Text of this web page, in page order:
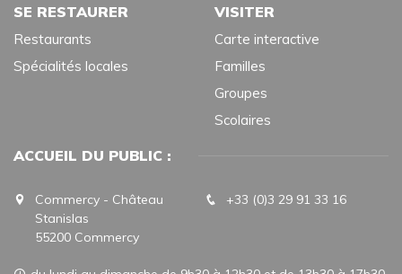
SE RESTAURER
Restaurants
Spécialités locales
VISITER
Carte interactive
Familles
Groupes
Scolaires
ACCUEIL DU PUBLIC :
Commercy - Château
Stanislas
55200 Commercy
+33 (0)3 29 91 33 16